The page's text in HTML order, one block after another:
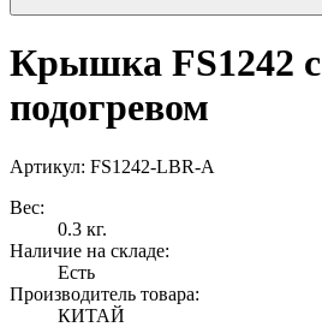
Крышка FS1242 с
подогревом
Артикул: FS1242-LBR-A
Вес:
0.3 кг.
Наличие на складе:
Есть
Производитель товара:
КИТАЙ